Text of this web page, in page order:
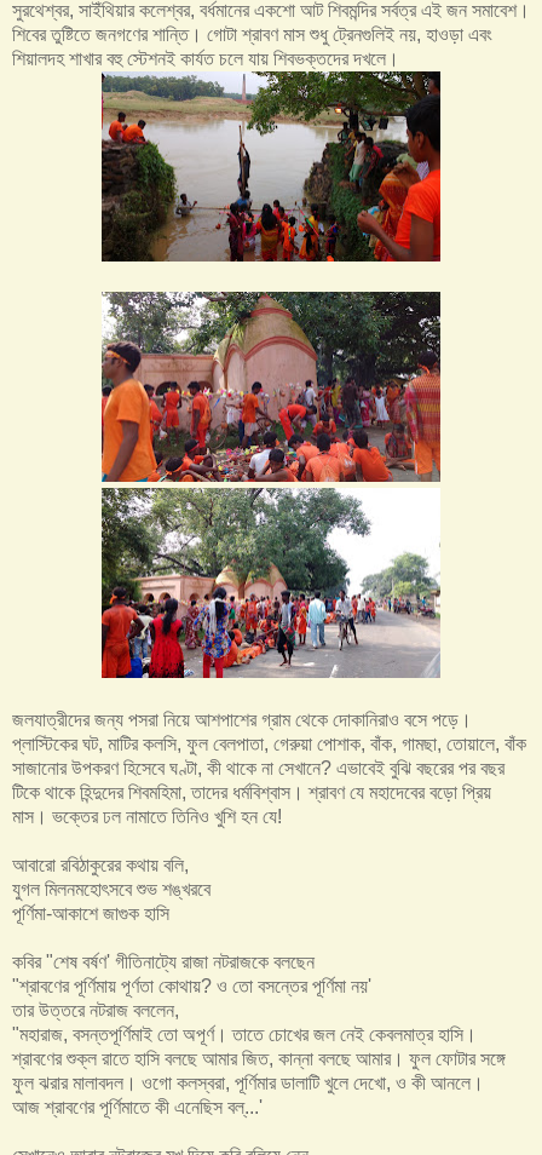
সুরথেশ্বর, সাইঁথিয়ার কলেশ্বর, বর্ধমানের একশো আট শিবমন্দির সর্বত্র এই জন সমাবেশ।
শিবের তুষ্টিতে জনগণের শান্তি। গোটা শ্রাবণ মাস শুধু ট্রেনগুলিই নয়, হাওড়া এবং
শিয়ালদহ শাখার বহু স্টেশনই কার্যত চলে যায় শিবভক্তদের দখলে।
জলযাত্রীদের জন্য পসরা নিয়ে আশপাশের গ্রাম থেকে দোকানিরাও বসে পড়ে।
প্লাস্টিকের ঘট, মাটির কলসি, ফুল বেলপাতা, গেরুয়া পোশাক, বাঁক, গামছা, তোয়ালে, বাঁক
সাজানোর উপকরণ হিসেবে ঘণ্টা, কী থাকে না সেখানে? এভাবেই বুঝি বছরের পর বছর
টিকে থাকে হিন্দুদের শিবমহিমা, তাদের ধর্মবিশ্বাস। শ্রাবণ যে মহাদেবের বড়ো প্রিয়
মাস। ভক্তের ঢল নামাতে তিনিও খুশি হন যে!
আবারো রবিঠাকুরের কথায় বলি,
যুগল মিলনমহোৎসবে শুভ শঙ্খরবে
পূর্ণিমা-আকাশে জাগুক হাসি
কবির "শেষ বর্ষণ' গীতিনাট্যে রাজা নটরাজকে বলছেন
"শ্রাবণের পূর্ণিমায় পূর্ণতা কোথায়? ও তো বসন্তের পূর্ণিমা নয়'
তার উত্তরে নটরাজ বললেন,
"মহারাজ, বসন্তপূর্ণিমাই তো অপূর্ণ। তাতে চোখের জল নেই কেবলমাত্র হাসি।
শ্রাবণের শুক্ল রাতে হাসি বলছে আমার জিত, কান্না বলছে আমার। ফুল ফোটার সঙ্গে
ফুল ঝরার মালাবদল। ওগো কলস্বরা, পূর্ণিমার ডালাটি খুলে দেখো, ও কী আনলে।
আজ শ্রাবণের পূর্ণিমাতে কী এনেছিস বল্‌...'